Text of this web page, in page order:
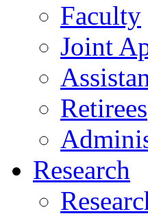
Faculty
Joint
Retirees
Research